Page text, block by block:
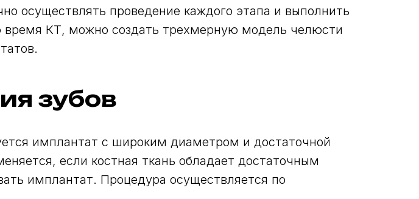
осуществлять проведение каждого этапа и выполнить
КТ, можно создать трехмерную модель челюсти
зубов
имплантат с широким диаметром и достаточной
если костная ткань обладает достаточным
имплантат. Процедура осуществляется по